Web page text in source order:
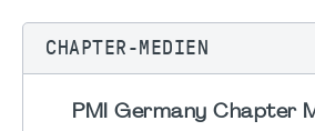
CHAPTER-MEDIEN
PMI Germany Chapter